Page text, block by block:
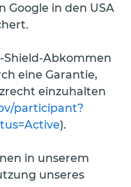
Google in den USA
Shield-Abkommen
eine Garantie,
einzuhalten
participant?
).
in unserem
unseres